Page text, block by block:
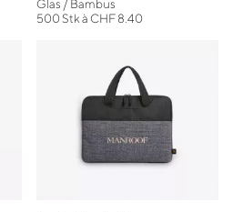
Glas / Bambus
500 Stk à CHF 8.40